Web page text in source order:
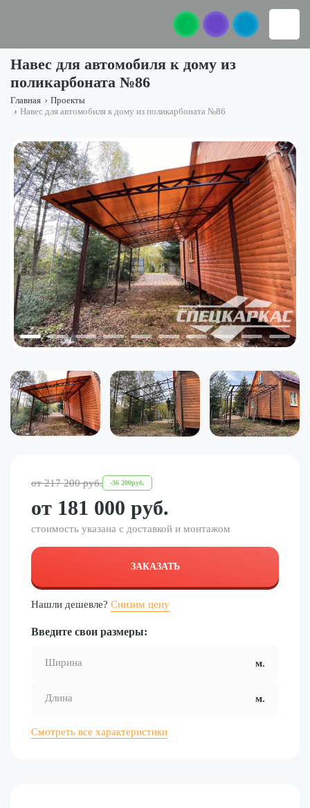
Навес для автомобиля к дому из
поликарбоната №86
Главная › Проекты
› Навес для автомобиля к дому из поликарбоната №86
от217 200 руб. -36 200руб.
от 181 000 руб.
стоимость указана с доставкой и монтажом
ЗАКАЗАТЬ
Нашли дешевле? Снизим цену
Введите свои размеры:
Смотреть все характеристики